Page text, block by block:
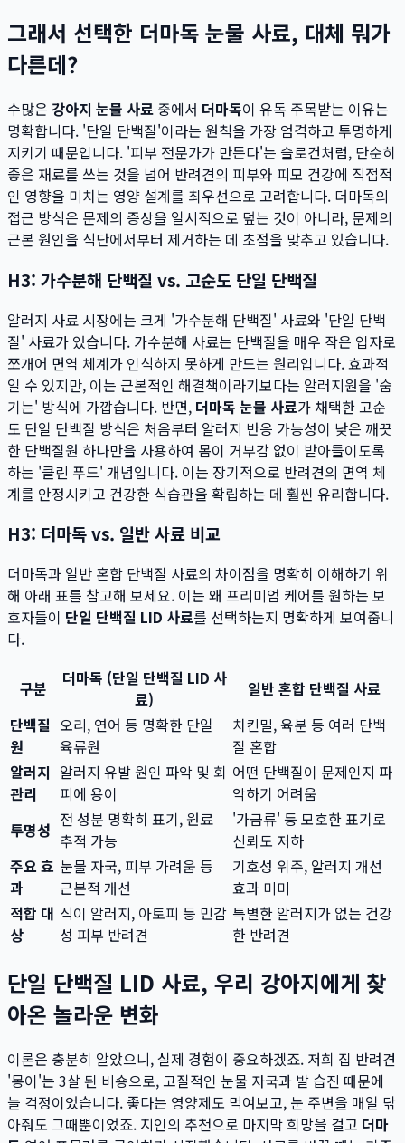
그래서 선택한 더마독 눈물 사료, 대체 뭐가
다른데?
수많은 강아지 눈물 사료 중에서 더마독이 유독 주목받는 이유는
명확합니다. '단일 단백질'이라는 원칙을 가장 엄격하고 투명하게
지키기 때문입니다. '피부 전문가가 만든다'는 슬로건처럼, 단순히
좋은 재료를 쓰는 것을 넘어 반려견의 피부와 피모 건강에 직접적
인 영향을 미치는 영양 설계를 최우선으로 고려합니다. 더마독의
접근 방식은 문제의 증상을 일시적으로 덮는 것이 아니라, 문제의
근본 원인을 식단에서부터 제거하는 데 초점을 맞추고 있습니다.
H3: 가수분해 단백질 vs. 고순도 단일 단백질
알러지 사료 시장에는 크게 '가수분해 단백질' 사료와 '단일 단백
질' 사료가 있습니다. 가수분해 사료는 단백질을 매우 작은 입자로
쪼개어 면역 체계가 인식하지 못하게 만드는 원리입니다. 효과적
일 수 있지만, 이는 근본적인 해결책이라기보다는 알러지원을 '숨
기는' 방식에 가깝습니다. 반면, 더마독 눈물 사료가 채택한 고순
도 단일 단백질 방식은 처음부터 알러지 반응 가능성이 낮은 깨끗
한 단백질원 하나만을 사용하여 몸이 거부감 없이 받아들이도록
하는 '클린 푸드' 개념입니다. 이는 장기적으로 반려견의 면역 체
계를 안정시키고 건강한 식습관을 확립하는 데 훨씬 유리합니다.
H3: 더마독 vs. 일반 사료 비교
더마독과 일반 혼합 단백질 사료의 차이점을 명확히 이해하기 위
해 아래 표를 참고해 보세요. 이는 왜 프리미엄 케어를 원하는 보
호자들이 단일 단백질 LID 사료를 선택하는지 명확하게 보여줍니
다.
구분
더마독 (단일 단백질 LID 사
료)
일반 혼합 단백질 사료
단백질
원
오리, 연어 등 명확한 단일
육류원
치킨밀, 육분 등 여러 단백
질 혼합
알러지
관리
알러지 유발 원인 파악 및 회
피에 용이
어떤 단백질이 문제인지 파
악하기 어려움
투명성 전 성분 명확히 표기, 원료
추적 가능
'가금류' 등 모호한 표기로
신뢰도 저하
주요 효
과
눈물 자국, 피부 가려움 등
근본적 개선
기호성 위주, 알러지 개선
효과 미미
적합 대
상
식이 알러지, 아토피 등 민감
성 피부 반려견
특별한 알러지가 없는 건강
한 반려견
단일 단백질 LID 사료, 우리 강아지에게 찾
아온 놀라운 변화
이론은 충분히 알았으니, 실제 경험이 중요하겠죠. 저희 집 반려견
'몽이'는 3살 된 비숑으로, 고질적인 눈물 자국과 발 습진 때문에
늘 걱정이었습니다. 좋다는 영양제도 먹여보고, 눈 주변을 매일 닦
아줘도 그때뿐이었죠. 지인의 추천으로 마지막 희망을 걸고 더마